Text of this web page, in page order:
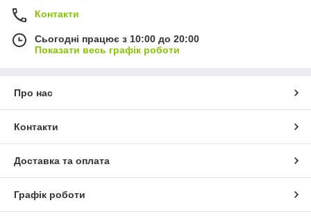
Контакти
Сьогодні працює з 10:00 до 20:00
Показати весь графік роботи
Про нас
Контакти
Доставка та оплата
Графік роботи